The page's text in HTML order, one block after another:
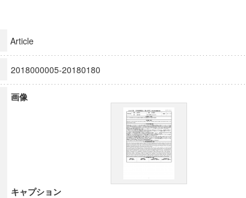
Article
2018000005-20180180
画像
キャプション